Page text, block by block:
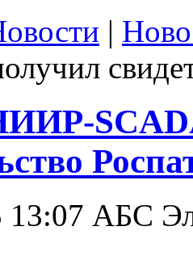
|
13:07 АБС